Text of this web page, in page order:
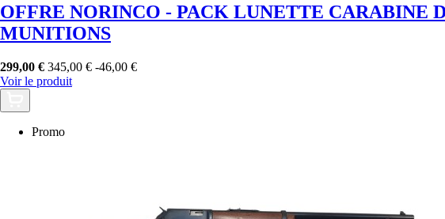
OFFRE NORINCO - PACK LUNETTE CARABINE
MUNITIONS
299,00 € 345,00 € -46,00 €
Voir le produit
Promo